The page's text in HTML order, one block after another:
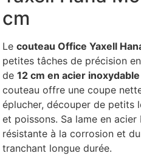
cm
Lecouteau Office Yaxell
petites tâches de précision
de12 cm en acier
couteau offre une coupe
éplucher, découper de petits
et poissons. Sa lame en
résistante à la corrosion et
tranchant longue durée.